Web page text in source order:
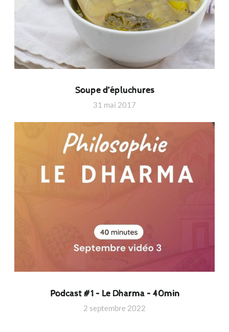
Soupe d’épluchures
31 mai 2017
Podcast #1 – Le Dharma – 40min
2 septembre 2022